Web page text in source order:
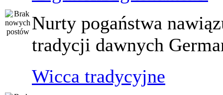
Nurty pogaństwa
tradycji dawnych
Wicca tradycyjne